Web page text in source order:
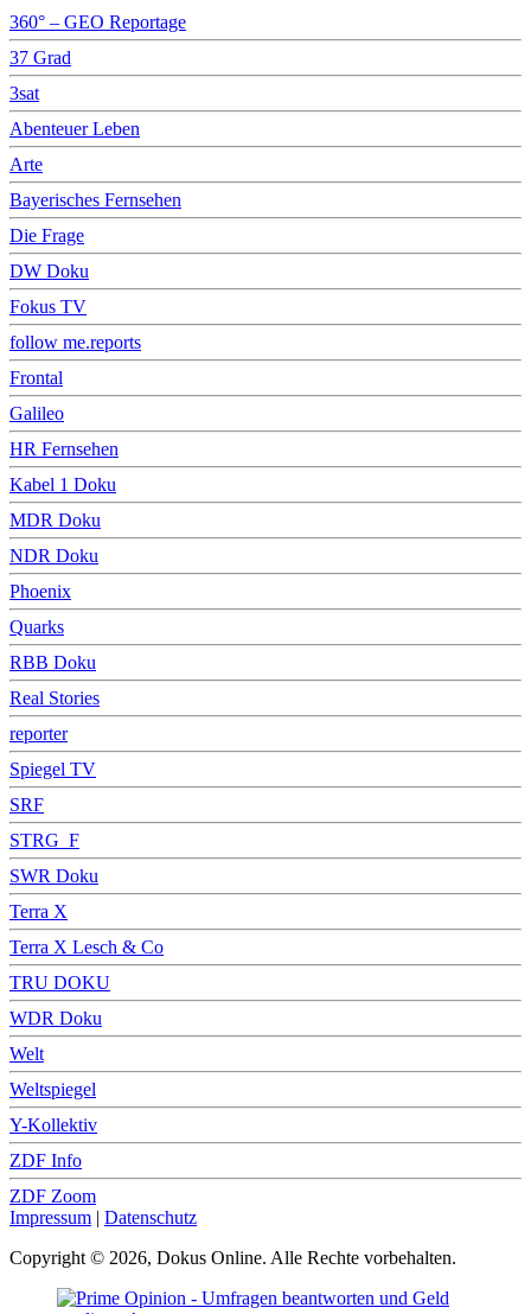
360° – GEO Reportage
37 Grad
3sat
Abenteuer Leben
Arte
Bayerisches Fernsehen
Die Frage
DW Doku
Fokus TV
follow me.reports
Frontal
Galileo
HR Fernsehen
Kabel 1 Doku
MDR Doku
NDR Doku
Phoenix
Quarks
RBB Doku
Real Stories
reporter
Spiegel TV
SRF
STRG_F
SWR Doku
Terra X
Terra X Lesch & Co
TRU DOKU
WDR Doku
Welt
Weltspiegel
Y-Kollektiv
ZDF Info
ZDF Zoom
Impressum | Datenschutz
Copyright © 2026, Dokus Online. Alle Rechte vorbehalten.